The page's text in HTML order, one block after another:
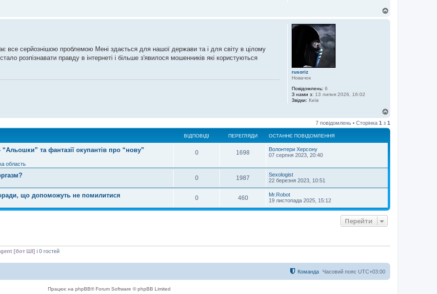
rusoriz
Новачок
Повідомлень: 6
З нами з: 13 липня 2026, 16:02
Звідки: Київ
все серйознішою проблемою Мені здається для нашої держави та і для світу в цілому
розпізнавати правду в інтернеті і більше з'явилося мошенників які користуються
г
о
7 повідомлень • Сторінка 1 з 1
ВІДПОВІДІ ПЕРЕГЛЯДИ ОСТАННЄ ПОВІДОМЛЕННЯ
та фантазії окупантів про “нову”
область
0 1698
Волонтери Херсону
07 серпня 2023, 20:40
0 1987
Sexologist
22 березня 2023, 10:51
що допоможуть не помилитися 0 460
Mr.Robot
19 листопада 2025, 15:12
Перейти
[бот ШІ] і 0 гостей
Часовий пояс UTC+03:00
Команда
Працює на phpBB® Forum Software © phpBB Limited